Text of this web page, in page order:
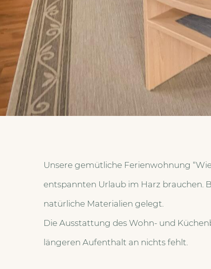
Unsere gemütliche Ferienwohnung
entspannten Urlaub im Harz brauchen.
natürliche Materialien gelegt.
Die Ausstattung des Wohn- und
längeren Aufenthalt an nichts fehlt.